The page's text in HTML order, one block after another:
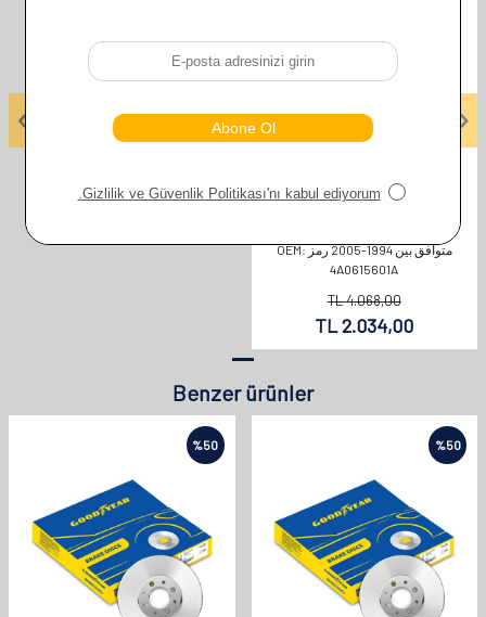
GOODYEAR
متوافق بين 1994-2005 رمز OEM:
4A0615601A
4.068,00
TL
2.034,00
TL
Benzer ürünler
%50
%50